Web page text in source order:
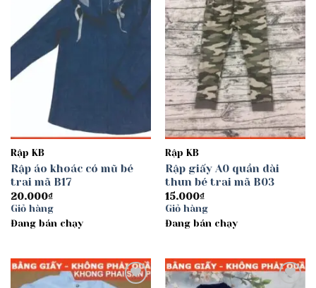
Rập KB
Rập áo khoác có mũ bé
trai mã B17
20.000₫
Giỏ hàng
Đang bán chạy
Rập KB
Rập giấy A0 quần dài
thun bé trai mã B03
15.000₫
Giỏ hàng
Đang bán chạy